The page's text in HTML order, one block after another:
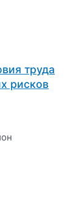
труда
рисков